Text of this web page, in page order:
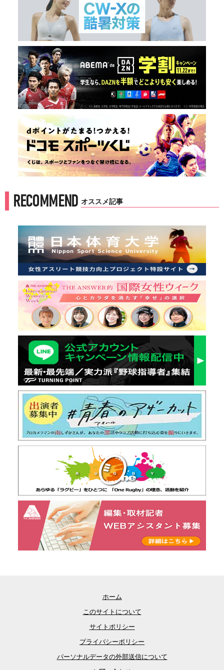
RECOMMEND オススメ記事
ホーム
このサイトについて
サイトポリシー
プライバシーポリシー
パーソナルデータの外部送信について